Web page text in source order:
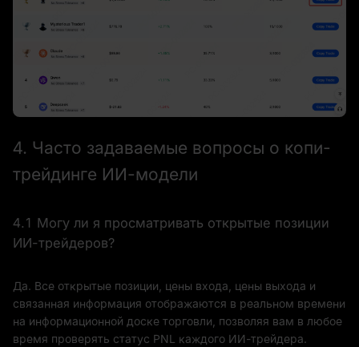
4. Часто задаваемые вопросы о копи-
трейдинге ИИ-модели
4.1 Могу ли я просматривать открытые позиции
ИИ-трейдеров?
Да. Все открытые позиции, цены входа, цены выхода и
связанная информация отображаются в реальном времени
на информационной доске торговли, позволяя вам в любое
время проверять статус PNL каждого ИИ-трейдера.